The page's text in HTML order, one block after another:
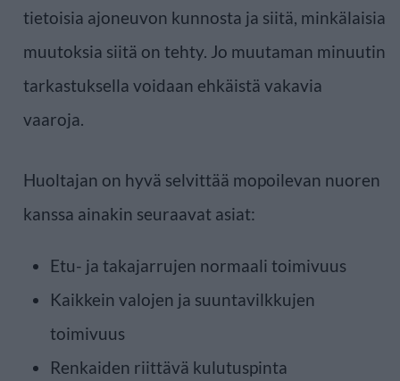
tietoisia ajoneuvon kunnosta ja siitä, minkälaisia
muutoksia siitä on tehty. Jo muutaman minuutin
tarkastuksella voidaan ehkäistä vakavia
vaaroja.
Huoltajan on hyvä selvittää mopoilevan nuoren
kanssa ainakin seuraavat asiat:
Etu- ja takajarrujen normaali toimivuus
Kaikkein valojen ja suuntavilkkujen
toimivuus
Renkaiden riittävä kulutuspinta